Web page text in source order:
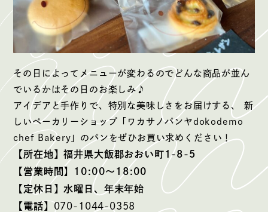
その日によってメニューが変わるのでどんな商品が並ん
でいるかはその日のお楽しみ♪
アイデアと手作りで、特別な美味しさをお届けする、 新
しいベーカリーショップ「ワカサノパンヤdokodemo
chef Bakery」のパンをぜひお買い求めください！
【所在地】福井県大飯郡おおい町1-8-5
【営業時間】10:00〜18:00
【定休日】水曜日、年末年始
【電話】 070-1044-0358